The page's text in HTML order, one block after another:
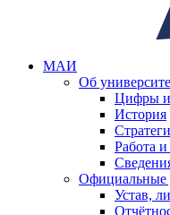
МАИ
Об
Цифры
История
Работа
Официальные
Устав,